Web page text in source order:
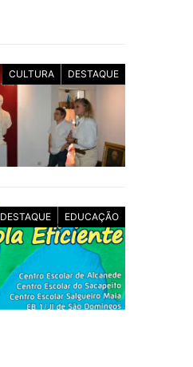
CULTURA DESTAQUE
DESTAQUE EDUCAÇÃO